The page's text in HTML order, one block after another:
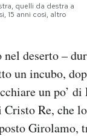
quelli da destra a
15 anni così, altro
deserto –
un incubo,
un po’
Re, che
Girolamo,